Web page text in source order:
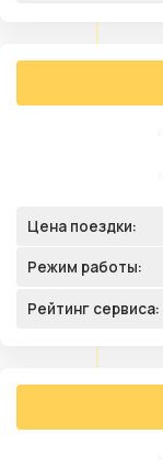
Цена поездки:
Режим работы:
Рейтинг сервиса: